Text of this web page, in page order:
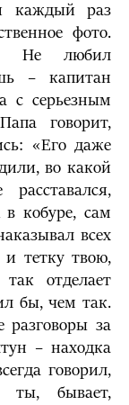
каждый раз
фото.
Не любил
– капитан
с серьезным
говорит,
«Его даже
во какой
кобуре, сам
всех
и тетку твою,
отделает
бы, чем так.
за
– находка
говорил,
ты, бывает,